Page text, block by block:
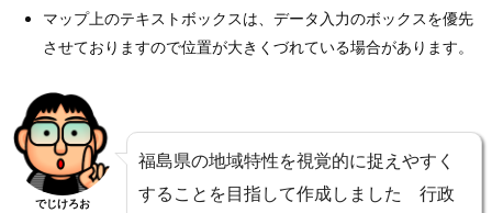
マップ上のテキストボックスは、データ入力のボックスを優先
させておりますので位置が大きくづれている場合があります。
でじけろお
福島県の地域特性を視覚的に捉えやすく
することを目指して作成しました 行政